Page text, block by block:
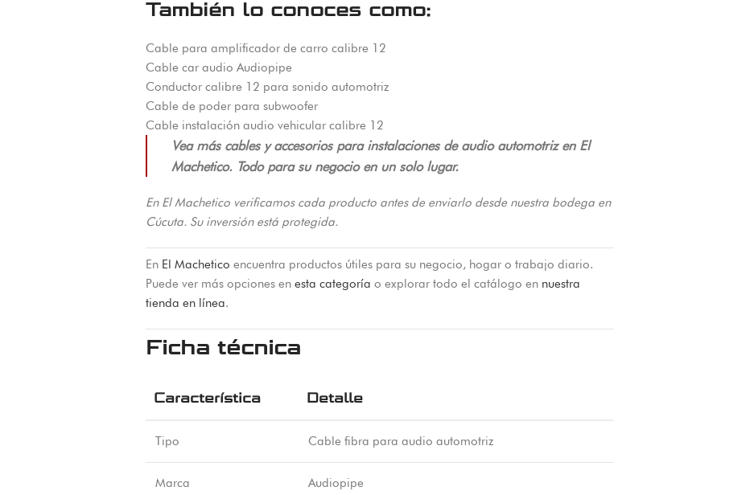
También lo conoces como:
Cable para amplificador de carro calibre 12
Cable car audio Audiopipe
Conductor calibre 12 para sonido automotriz
Cable de poder para subwoofer
Cable instalación audio vehicular calibre 12
Vea más cables y accesorios para instalaciones de audio automotriz en El
Machetico. Todo para su negocio en un solo lugar.
En El Machetico verificamos cada producto antes de enviarlo desde nuestra bodega en
Cúcuta. Su inversión está protegida.
En El Machetico encuentra productos útiles para su negocio, hogar o trabajo diario.
Puede ver más opciones en esta categoría o explorar todo el catálogo en nuestra
tienda en línea.
Ficha técnica
Característica Detalle
Tipo Cable fibra para audio automotriz
Marca Audiopipe